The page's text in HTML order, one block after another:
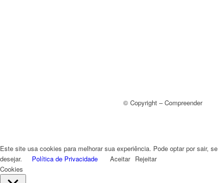
© Copyright – Compreender
Este site usa cookies para melhorar sua experiência. Pode optar por sair, se
desejar.
Política de Privacidade Aceitar Rejeitar
Cookies